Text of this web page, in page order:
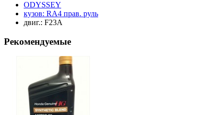
ODYSSEY
кузов: RA4 прав. руль
двиг.: F23A
Рекомендуемые